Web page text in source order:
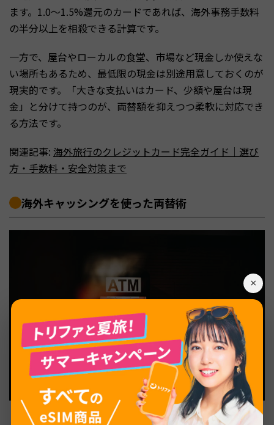
×
ます。1.0〜1.5%還元のカードであれば、海外事務手数料
の半分以上を相殺できる計算です。
一方で、屋台やローカルの食堂、市場など現金しか使えな
い場所もあるため、最低限の現金は別途用意しておくのが
現実的です。「大きな支払いはカード、少額や屋台は現
金」と分けて持つのが、両替額を抑えつつ柔軟に対応でき
る方法です。
関連記事: 海外旅行のクレジットカード完全ガイド｜選び
方・手数料・安全対策まで
海外キャッシングを使った両替術